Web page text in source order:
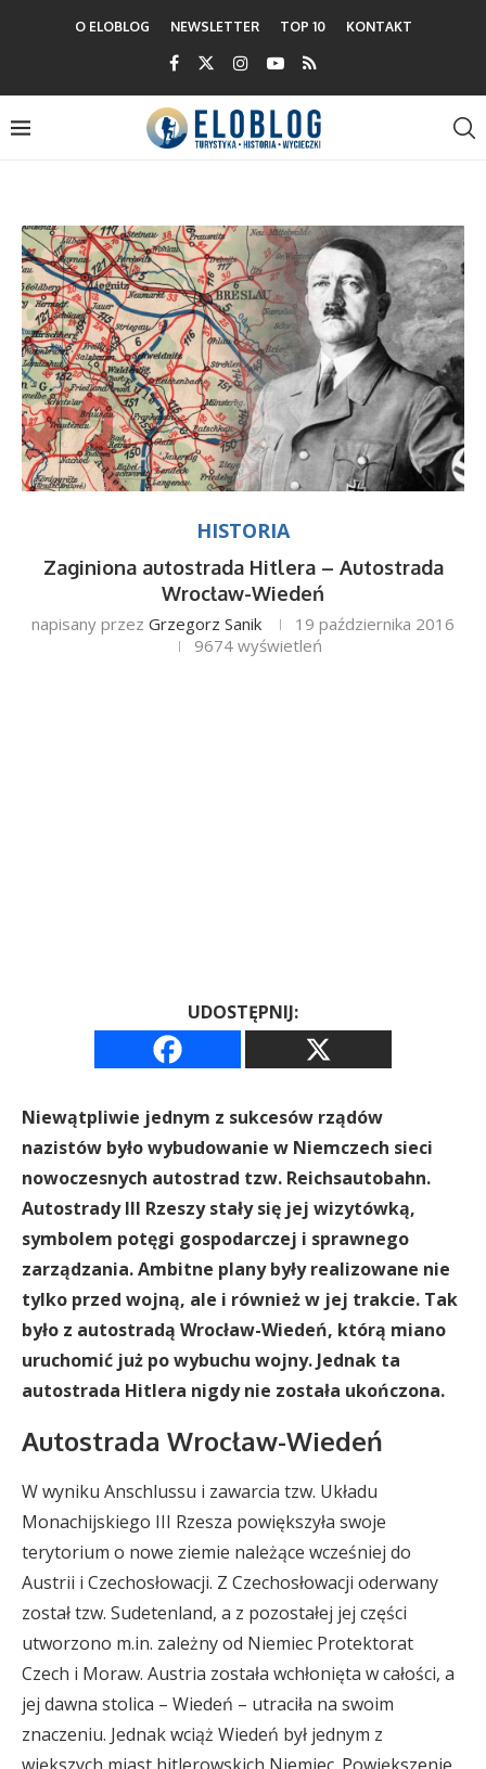
O ELOBLOG NEWSLETTER TOP 10 KONTAKT
HISTORIA
Zaginiona autostrada Hitlera – Autostrada
Wrocław-Wiedeń
napisany przez Grzegorz Sanik
19 października 2016
9674wyświetleń
UDOSTĘPNIJ:
Niewątpliwie jednym z sukcesów rządów
nazistów było wybudowanie w Niemczech sieci
nowoczesnych autostrad tzw. Reichsautobahn.
Autostrady III Rzeszy stały się jej wizytówką,
symbolem potęgi gospodarczej i sprawnego
zarządzania. Ambitne plany były realizowane nie
tylko przed wojną, ale i również w jej trakcie. Tak
było z autostradą Wrocław-Wiedeń, którą miano
uruchomić już po wybuchu wojny. Jednak ta
autostrada Hitlera nigdy nie została ukończona.
Autostrada Wrocław-Wiedeń
W wyniku Anschlussu i zawarcia tzw. Układu
Monachijskiego III Rzesza powiększyła swoje
terytorium o nowe ziemie należące wcześniej do
Austrii i Czechosłowacji. Z Czechosłowacji oderwany
został tzw. Sudetenland, a z pozostałej jej części
utworzono m.in. zależny od Niemiec Protektorat
Czech i Moraw. Austria została wchłonięta w całości, a
jej dawna stolica – Wiedeń – utraciła na swoim
znaczeniu. Jednak wciąż Wiedeń był jednym z